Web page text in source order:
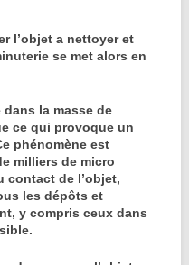
l’objet a nettoyer et
se met alors en
dans la masse de
ce qui provoque un
phénomène est
milliers de micro
contact de l’objet,
les dépôts et
y compris ceux dans